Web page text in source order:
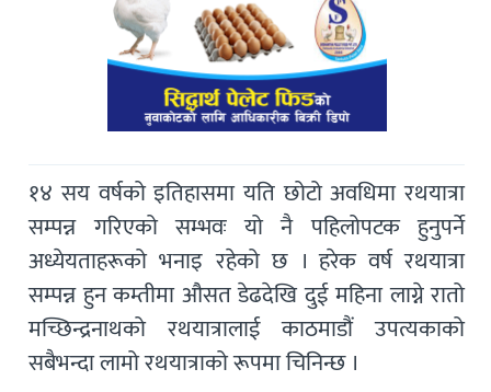
१४ सय वर्षको इतिहासमा यति छोटो अवधिमा रथयात्रा
सम्पन्न गरिएको सम्भवः यो नै पहिलोपटक हुनुपर्ने
अध्येयताहरूको भनाइ रहेको छ । हरेक वर्ष रथयात्रा
सम्पन्न हुन कम्तीमा औसत डेढदेखि दुई महिना लाग्ने रातो
मच्छिन्द्रनाथको रथयात्रालाई काठमाडौं उपत्यकाको
सबैभन्दा लामो रथयात्राको रूपमा चिनिन्छ ।